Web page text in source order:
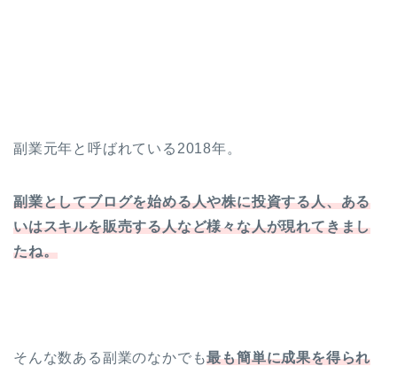
副業元年と呼ばれている2018年。
副業としてブログを始める人や株に投資する人、ある
いはスキルを販売する人など様々な人が現れてきまし
たね。
そんな数ある副業のなかでも最も簡単に成果を得られ